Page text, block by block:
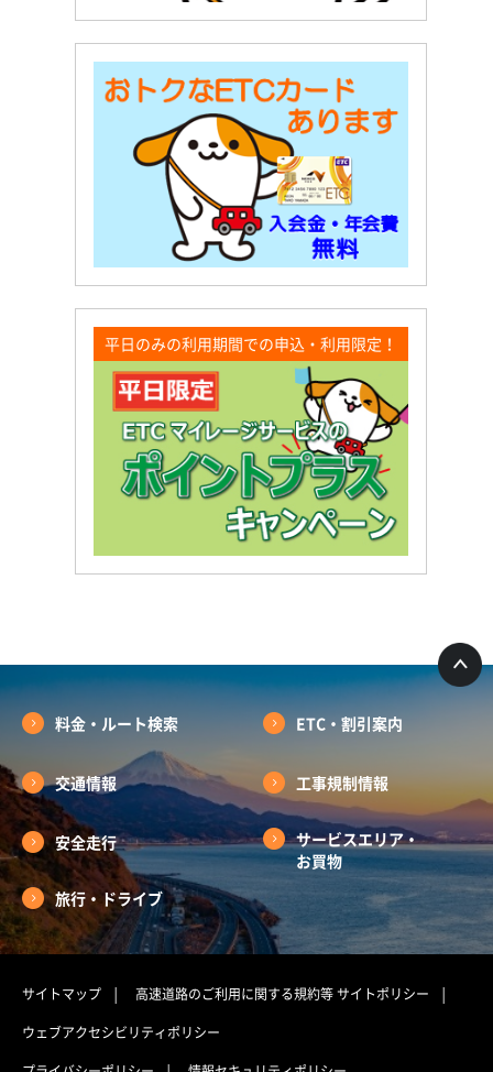
平日のみの利用期間での申込・利用限定！
料金・ルート検索 ETC・割引案内
交通情報 工事規制情報
安全走行
サービスエリア・
お買物
旅行・ドライブ
サイトマップ 高速道路のご利用に関する規約等サイトポリシー
ウェブアクセシビリティポリシー